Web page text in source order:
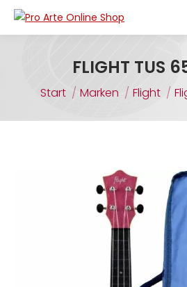
springen
FLIGHT TUS
Sie befinden sich hier:
Start Marken Flight